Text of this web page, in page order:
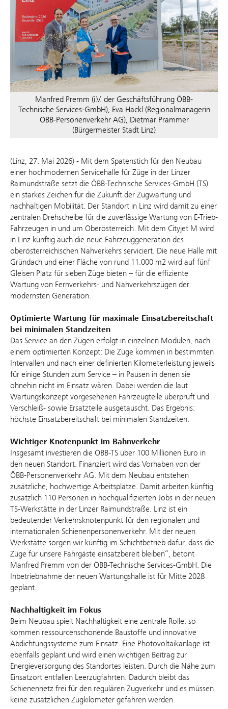
Manfred Premm (i.V. der Geschäftsführung ÖBB-
Technische Services-GmbH), Eva Hackl (Regionalmanagerin
ÖBB-Personenverkehr AG), Dietmar Prammer
(Bürgermeister Stadt Linz)
(Linz, 27. Mai 2026) - Mit dem Spatenstich für den Neubau
einer hochmodernen Servicehalle für Züge in der Linzer
Raimundstraße setzt die ÖBB-Technische Services-GmbH (TS)
ein starkes Zeichen für die Zukunft der Zugwartung und
nachhaltigen Mobilität. Der Standort in Linz wird damit zu einer
zentralen Drehscheibe für die zuverlässige Wartung von E-Trieb-
Fahrzeugen in und um Oberösterreich. Mit dem Cityjet M wird
in Linz künftig auch die neue Fahrzeuggeneration des
oberösterreichischen Nahverkehrs serviciert. Die neue Halle mit
Gründach und einer Fläche von rund 11.000 m2 wird auf fünf
Gleisen Platz für sieben Züge bieten – für die effiziente
Wartung von Fernverkehrs- und Nahverkehrszügen der
modernsten Generation.
Optimierte Wartung für maximale Einsatzbereitschaft
bei minimalen Standzeiten
Das Service an den Zügen erfolgt in einzelnen Modulen, nach
einem optimierten Konzept: Die Züge kommen in bestimmten
Intervallen und nach einer definierten Kilometerleistung jeweils
für einige Stunden zum Service – in Pausen in denen sie
ohnehin nicht im Einsatz wären. Dabei werden die laut
Wartungskonzept vorgesehenen Fahrzeugteile überprüft und
Verschleiß- sowie Ersatzteile ausgetauscht. Das Ergebnis:
höchste Einsatzbereitschaft bei minimalen Standzeiten.
Wichtiger Knotenpunkt im Bahnverkehr
Insgesamt investieren die ÖBB-TS über 100 Millionen Euro in
den neuen Standort. Finanziert wird das Vorhaben von der
ÖBB-Personenverkehr AG. Mit dem Neubau entstehen
zusätzliche, hochwertige Arbeitsplätze. Damit arbeiten künftig
zusätzlich 110 Personen in hochqualifizierten Jobs in der neuen
TS-Werkstätte in der Linzer Raimundstraße. Linz ist ein
bedeutender Verkehrsknotenpunkt für den regionalen und
internationalen Schienenpersonenverkehr. Mit der neuen
Werkstätte sorgen wir künftig im Schichtbetrieb dafür, dass die
Züge für unsere Fahrgäste einsatzbereit bleiben“, betont
Manfred Premm von der ÖBB-Technische Services-GmbH. Die
Inbetriebnahme der neuen Wartungshalle ist für Mitte 2028
geplant.
Nachhaltigkeit im Fokus
Beim Neubau spielt Nachhaltigkeit eine zentrale Rolle: so
kommen ressourcenschonende Baustoffe und innovative
Abdichtungssysteme zum Einsatz. Eine Photovoltaikanlage ist
ebenfalls geplant und wird einen wichtigen Beitrag zur
Energieversorgung des Standortes leisten. Durch die Nähe zum
Einsatzort entfallen Leerzugfahrten. Dadurch bleibt das
Schienennetz frei für den regulären Zugverkehr und es müssen
keine zusätzlichen Zugkilometer gefahren werden.